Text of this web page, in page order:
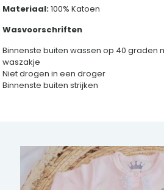
Materiaal:100% Katoen
Wasvoorschriften
Binnenste buiten wassen op 40 graden
waszakje
Niet drogen in een droger
Binnenste buiten strijken